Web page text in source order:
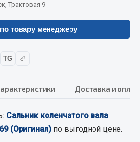
Трактовая 9
товару менеджеру
TG
Доставка и
Сальник коленчатого вала
(Оригинал) по выгодной цене.